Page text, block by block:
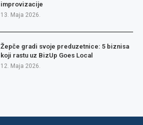
improvizacije
13. Maja 2026.
Žepče gradi svoje preduzetnice: 5 biznisa
koji rastu uz BizUp Goes Local
12. Maja 2026.